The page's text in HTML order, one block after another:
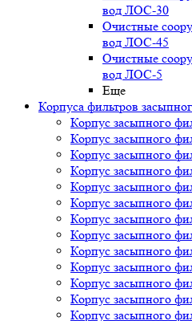
вод ЛОС-30
Очистные
вод ЛОС-45
Очистные
вод ЛОС-5
Еще
Корпуса фильтров
Корпус засыпного
Корпус засыпного
Корпус засыпного
Корпус засыпного
Корпус засыпного
Корпус засыпного
Корпус засыпного
Корпус засыпного
Корпус засыпного
Корпус засыпного
Корпус засыпного
Корпус засыпного
Корпус засыпного